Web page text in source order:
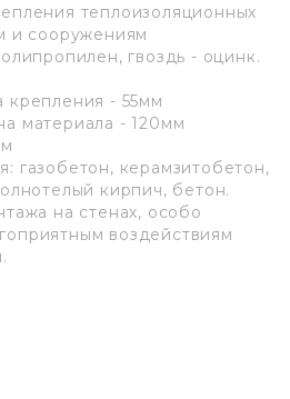
теплоизоляционных
и сооружениям
гвоздь - оцинк.
крепления - 55мм
материала - 120мм
газобетон, керамзитобетон,
кирпич, бетон.
на стенах, особо
воздействиям